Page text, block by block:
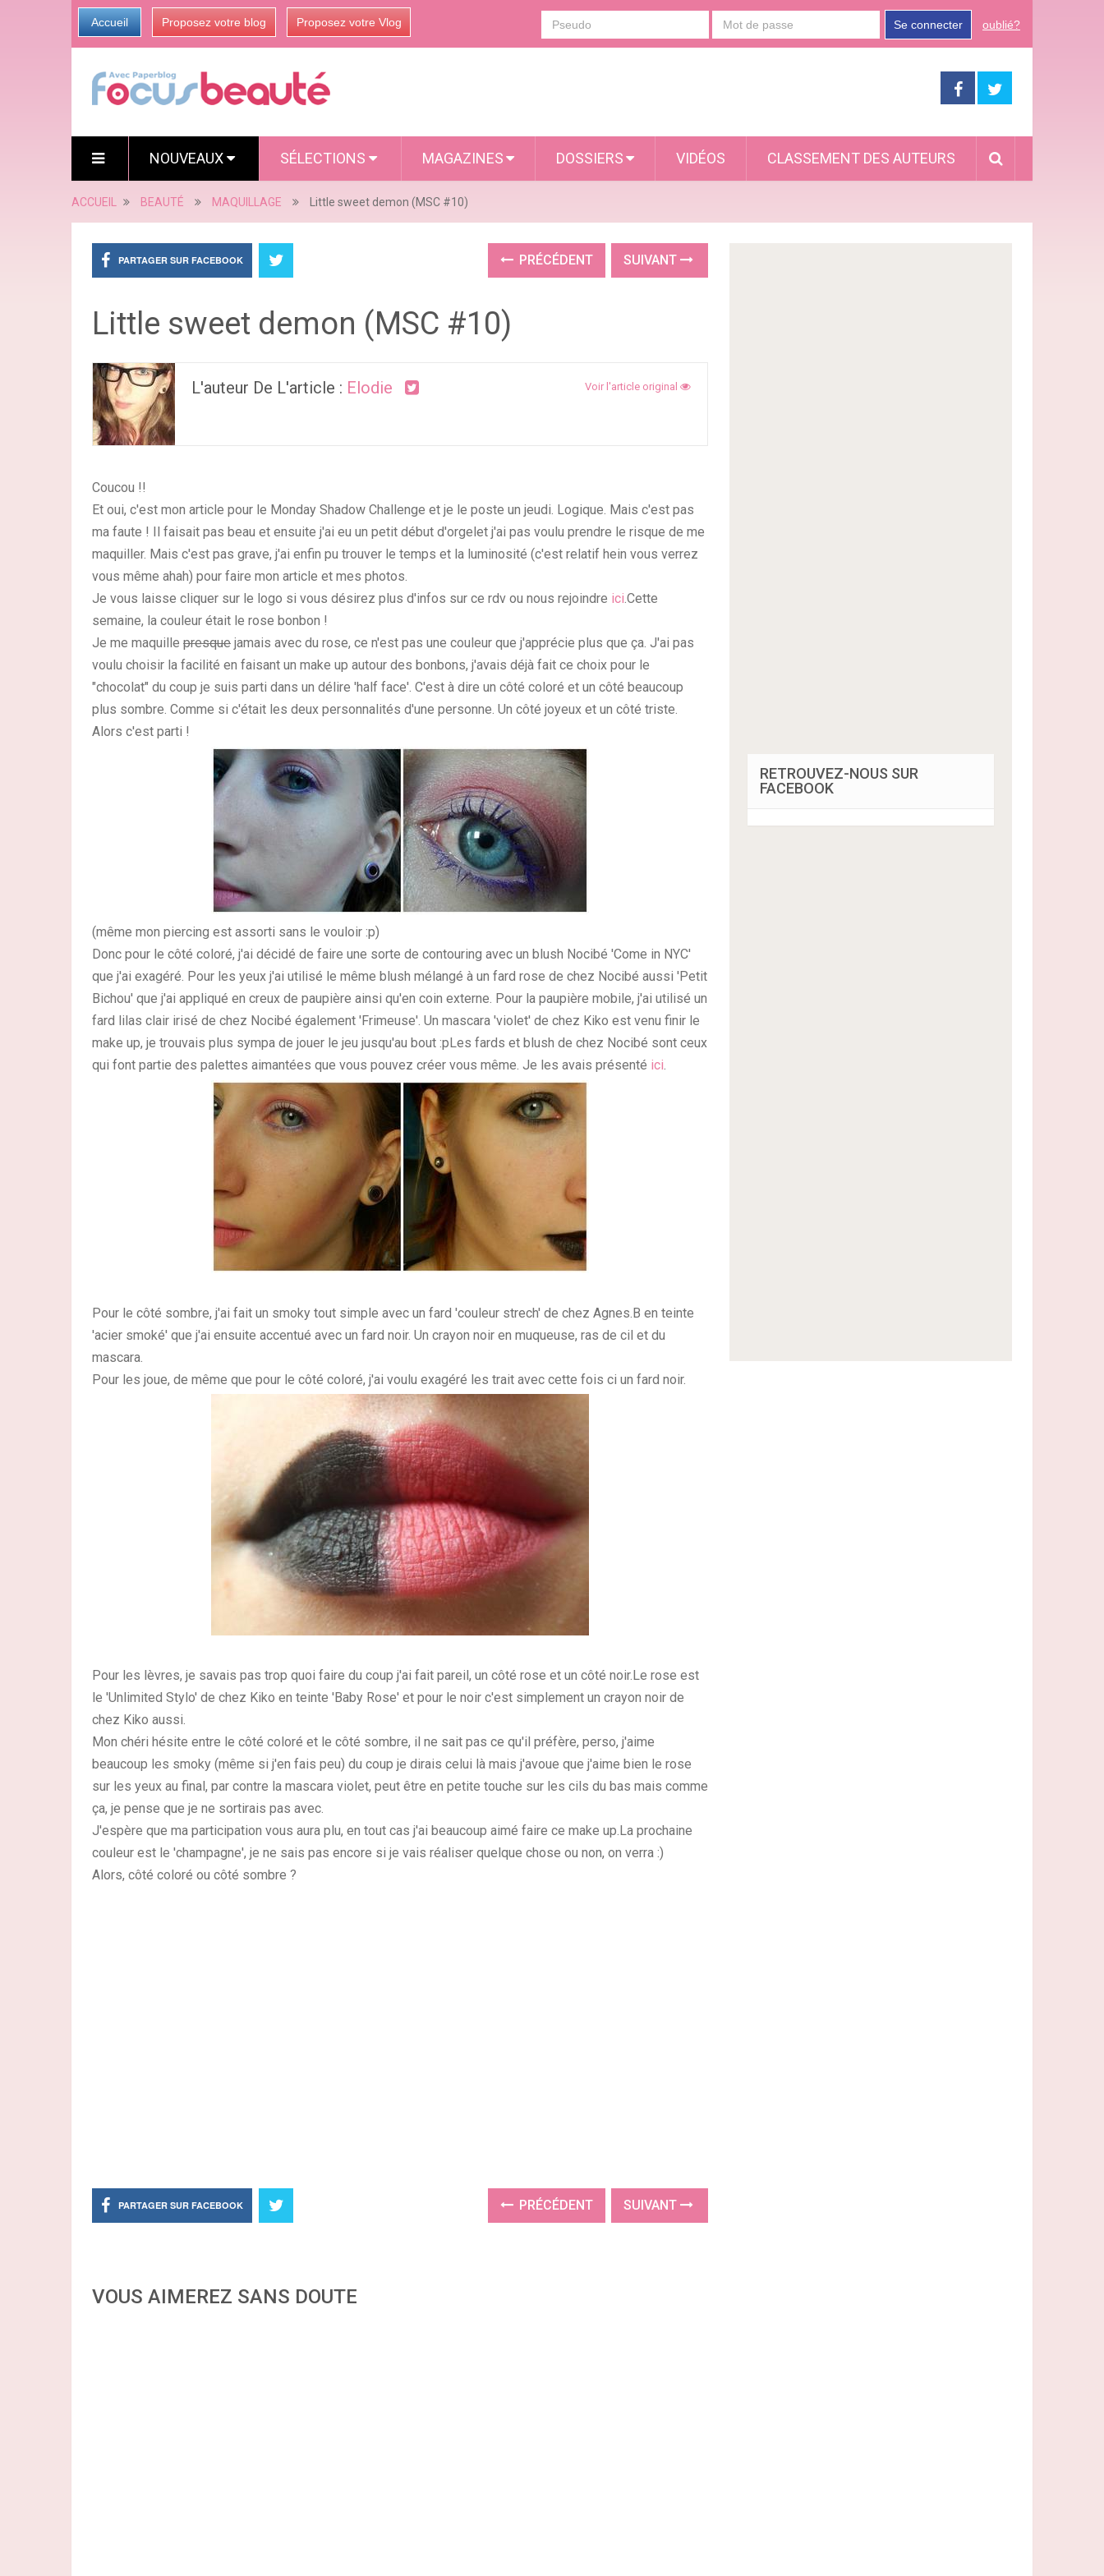
Accueil Proposez votre blog Proposez votre Vlog Se connecter oublié?
NOUVEAUX SÉLECTIONS MAGAZINES DOSSIERS VIDÉOS CLASSEMENT DES AUTEURS
ACCUEIL BEAUTÉ MAQUILLAGE Little sweet demon (MSC #10)
PARTAGER SUR FACEBOOK PRÉCÉDENT SUIVANT
Little sweet demon (MSC #10)
L'auteur De L'article : Elodie Voir l'article original
Coucou !!
Et oui, c'est mon article pour le Monday Shadow Challenge et je le poste un jeudi. Logique. Mais c'est pas
ma faute ! Il faisait pas beau et ensuite j'ai eu un petit début d'orgelet j'ai pas voulu prendre le risque de me
maquiller. Mais c'est pas grave, j'ai enfin pu trouver le temps et la luminosité (c'est relatif hein vous verrez
vous même ahah) pour faire mon article et mes photos.
Je vous laisse cliquer sur le logo si vous désirez plus d'infos sur ce rdv ou nous rejoindre ici.Cette
semaine, la couleur était le rose bonbon !
Je me maquille presque jamais avec du rose, ce n'est pas une couleur que j'apprécie plus que ça. J'ai pas
voulu choisir la facilité en faisant un make up autour des bonbons, j'avais déjà fait ce choix pour le
"chocolat" du coup je suis parti dans un délire 'half face'. C'est à dire un côté coloré et un côté beaucoup
plus sombre. Comme si c'était les deux personnalités d'une personne. Un côté joyeux et un côté triste.
Alors c'est parti !
(même mon piercing est assorti sans le vouloir :p)
Donc pour le côté coloré, j'ai décidé de faire une sorte de contouring avec un blush Nocibé 'Come in NYC'
que j'ai exagéré. Pour les yeux j'ai utilisé le même blush mélangé à un fard rose de chez Nocibé aussi 'Petit
Bichou' que j'ai appliqué en creux de paupière ainsi qu'en coin externe. Pour la paupière mobile, j'ai utilisé un
fard lilas clair irisé de chez Nocibé également 'Frimeuse'. Un mascara 'violet' de chez Kiko est venu finir le
make up, je trouvais plus sympa de jouer le jeu jusqu'au bout :pLes fards et blush de chez Nocibé sont ceux
qui font partie des palettes aimantées que vous pouvez créer vous même. Je les avais présenté ici
Pour le côté sombre, j'ai fait un smoky tout simple avec un fard 'couleur strech' de chez Agnes.B en teinte
'acier smoké' que j'ai ensuite accentué avec un fard noir. Un crayon noir en muqueuse, ras de cil et du
mascara.
Pour les joue, de même que pour le côté coloré, j'ai voulu exagéré les trait avec cette fois ci un fard noir.
Pour les lèvres, je savais pas trop quoi faire du coup j'ai fait pareil, un côté rose et un côté noir.Le rose est
le 'Unlimited Stylo' de chez Kiko en teinte 'Baby Rose' et pour le noir c'est simplement un crayon noir de
chez Kiko aussi.
Mon chéri hésite entre le côté coloré et le côté sombre, il ne sait pas ce qu'il préfère, perso, j'aime
beaucoup les smoky (même si j'en fais peu) du coup je dirais celui là mais j'avoue que j'aime bien le rose
sur les yeux au final, par contre la mascara violet, peut être en petite touche sur les cils du bas mais comme
ça, je pense que je ne sortirais pas avec.
J'espère que ma participation vous aura plu, en tout cas j'ai beaucoup aimé faire ce make up.La prochaine
couleur est le 'champagne', je ne sais pas encore si je vais réaliser quelque chose ou non, on verra :)
Alors, côté coloré ou côté sombre ?
PARTAGER SUR FACEBOOK PRÉCÉDENT SUIVANT
VOUS AIMEREZ SANS DOUTE
RETROUVEZ-NOUS SUR
FACEBOOK